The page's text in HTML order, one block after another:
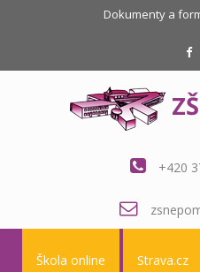
Dokumenty a
+420
Škola online Strava.cz